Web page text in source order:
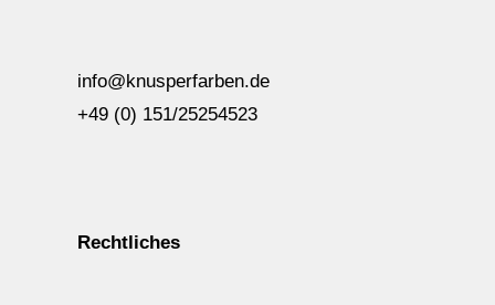
info@knusperfarben.de
+49 (0) 151/25254523
Rechtliches